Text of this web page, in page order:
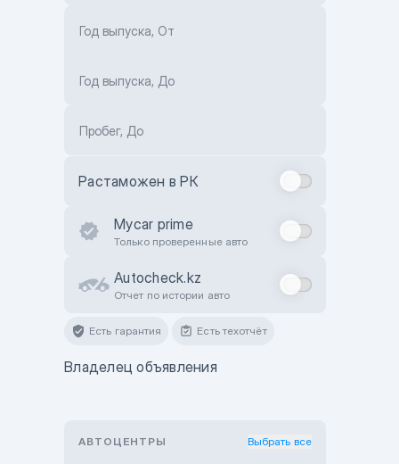
Год выпуска, От
Год выпуска, До
Пробег, До
Растаможен в РК
Mycar prime
Только проверенные авто
Autocheck.kz
Отчет по истории авто
Есть гарантия Есть техотчёт
Владелец объявления
АВТОЦЕНТРЫ Выбрать все